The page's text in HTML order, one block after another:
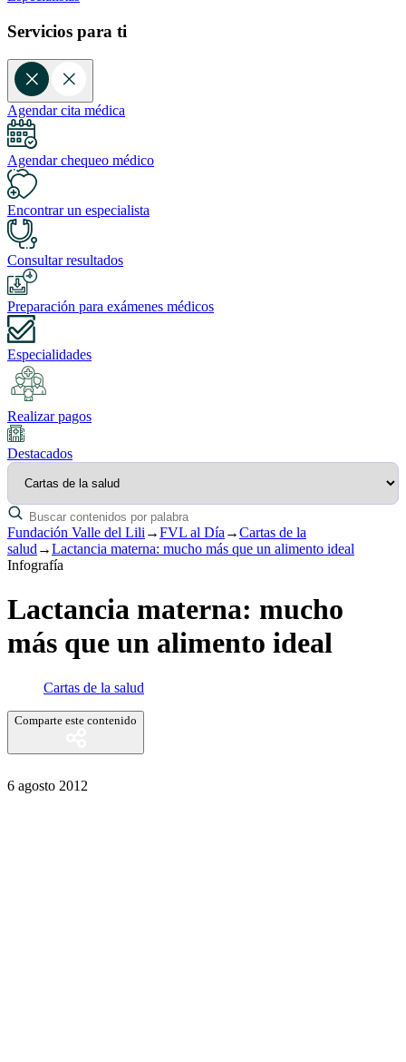
Servicios para ti
Agendar cita médica
Agendar chequeo médico
Encontrar un especialista
Consultar resultados
Preparación para exámenes médicos
Especialidades
Realizar pagos
Destacados
Fundación Valle del Lili →FVL al Día →Cartas de la
salud →Lactancia materna: mucho más que un alimento ideal
Infografía
Lactancia materna: mucho
más que un alimento ideal
Cartas de la salud
Comparte este contenido
6 agosto 2012